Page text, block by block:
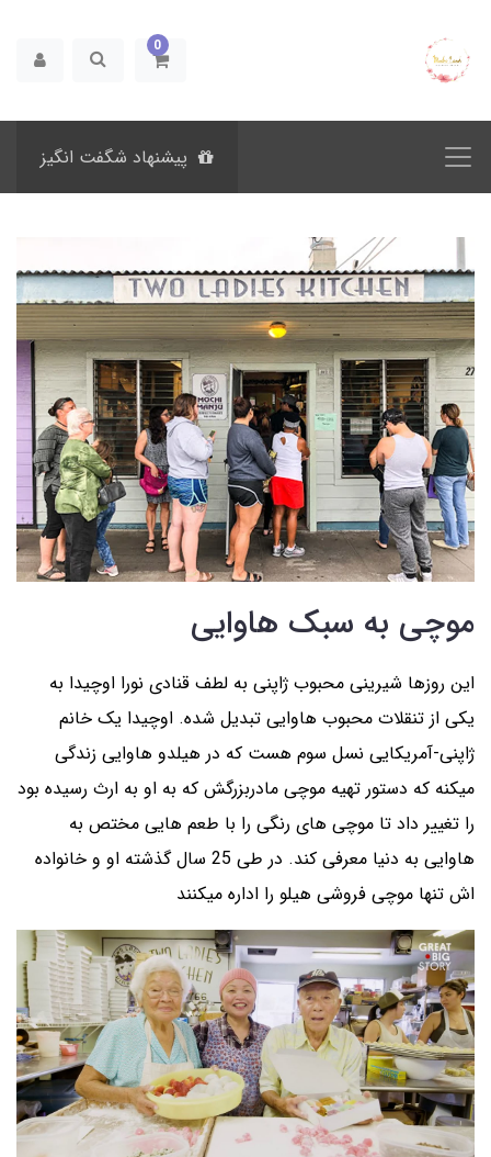
0
پیشنهاد شگفت انگیز
موچی به سبک هاوایی
این روزها شیرینی محبوب ژاپنی به لطف قنادی نورا اوچیدا به
یکی از تنقلات محبوب هاوایی تبدیل شده. اوچیدا یک خانم
ژاپنی-آمریکایی نسل سوم هست که در هیلدو هاوایی زندگی
میکنه که دستور تهیه موچی مادربزرگش که به او به ارث رسیده بود
را تغییر داد تا موچی های رنگی را با طعم هایی مختص به
هاوایی به دنیا معرفی کند. در طی 25 سال گذشته او و خانواده
اش تنها موچی فروشی هیلو را اداره میکنند